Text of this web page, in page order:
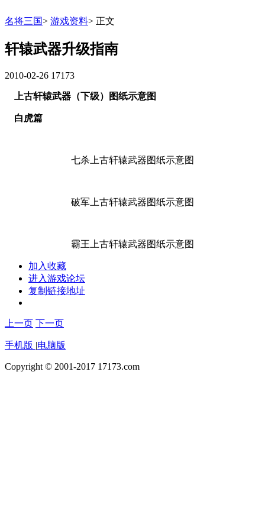
名将三国> 游戏资料> 正文
轩辕武器升级指南
2010-02-26 17173
上古轩辕武器（下级）图纸示意图
白虎篇
七杀上古轩辕武器图纸示意图
破军上古轩辕武器图纸示意图
霸王上古轩辕武器图纸示意图
加入收藏
进入游戏论坛
复制链接地址
上一页 下一页
手机版 |电脑版
Copyright © 2001-2017 17173.com